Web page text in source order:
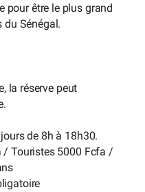
pour être le plus grand
du Sénégal.
la réserve peut
de 8h à 18h30.
/ Touristes 5000 Fcfa /